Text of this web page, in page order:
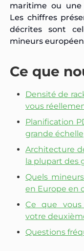
maritime ou
Les chiffres
décrites sont
mineurs
Ce que
Densité de
vous
Planification
grande échelle
Architecture
la plupart des
Quels
en Europe en
Ce que vous
votre
Questions